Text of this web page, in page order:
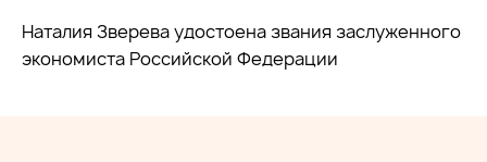
Наталия Зверева удостоена звания заслуженного
экономиста Российской Федерации